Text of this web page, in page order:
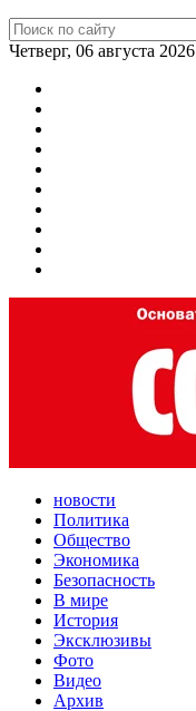
Четверг, 06 августа 2026
новости
Политика
Общество
Экономика
Безопасность
В мире
История
Эксклюзивы
Фото
Видео
Архив